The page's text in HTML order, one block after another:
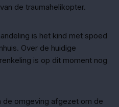
de traumahelikopter.
is het kind met spoed
Over de huidige
is op dit moment nog
de omgeving afgezet om de